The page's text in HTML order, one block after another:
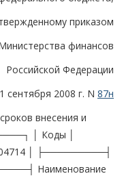
приказом
финансов
Российской Федерации
сентября 2008 г. N 87н
внесения и
│ Коды │
│ ├─────────┤
Наименование